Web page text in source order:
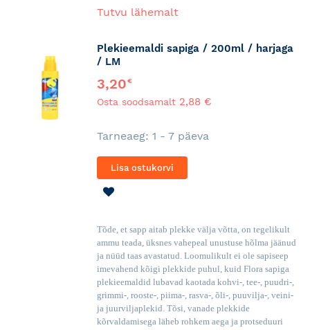
Tutvu lähemalt
Plekieemaldi sapiga / 200ml / harjaga
/ LM
3,20€
Osta soodsamalt 2,88 €
Tarneaeg: 1 - 7 päeva
Lisa ostukorvi
Tõde, et sapp aitab plekke välja võtta, on tegelikult
ammu teada, üksnes vahepeal unustuse hõlma jäänud
ja nüüd taas avastatud. Loomulikult ei ole sapiseep
imevahend kõigi plekkide puhul, kuid Flora sapiga
plekieemaldid lubavad kaotada kohvi-, tee-, puudri-,
grimmi-, rooste-, piima-, rasva-, õli-, puuvilja-, veini-
ja juurviljaplekid. Tõsi, vanade plekkide
kõrvaldamisega läheb rohkem aega ja protseduuri